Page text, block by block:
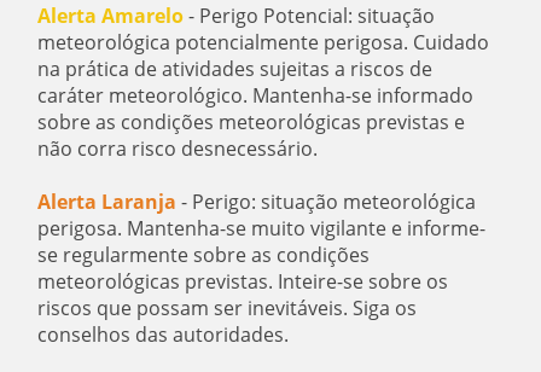
Alerta Amarelo- Perigo Potencial: situação
meteorológica potencialmente perigosa. Cuidado
na prática de atividades sujeitas a riscos de
caráter meteorológico. Mantenha-se informado
sobre as condições meteorológicas previstas e
não corra risco desnecessário.
Alerta Laranja - Perigo: situação meteorológica
perigosa. Mantenha-se muito vigilante e informe-
se regularmente sobre as condições
meteorológicas previstas. Inteire-se sobre os
riscos que possam ser inevitáveis. Siga os
conselhos das autoridades.